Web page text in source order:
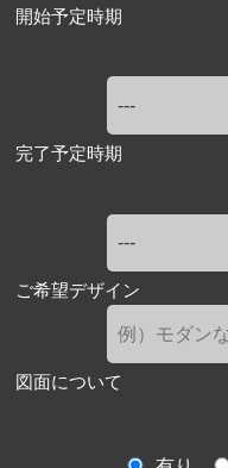
開始予定時期
完了予定時期
ご希望デザイン
図面について